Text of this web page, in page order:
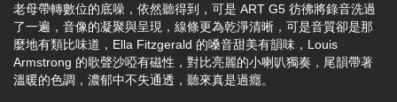
老母帶轉數位的底噪，依然聽得到，可是 ART G5 彷彿將錄音洗過
了一遍，音像的凝聚與呈現，線條更為乾淨清晰，可是音質卻是那
麼地有類比味道，Ella Fitzgerald 的嗓音甜美有韻味，Louis
Armstrong 的歌聲沙啞有磁性，對比亮麗的小喇叭獨奏，尾韻帶著
溫暖的色調，濃郁中不失通透，聽來真是過癮。